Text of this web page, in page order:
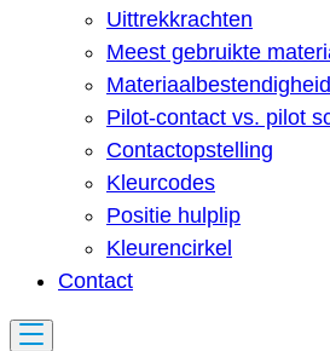
Uittrekkrachten
Meest gebruikte
Pilot-contact vs. pilot
Contactopstelling
Kleurcodes
Positie hulplip
Kleurencirkel
Contact